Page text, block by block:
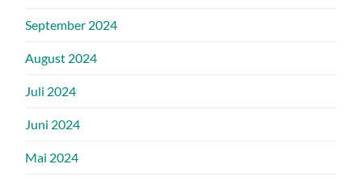
September 2024
August 2024
Juli 2024
Juni 2024
Mai 2024